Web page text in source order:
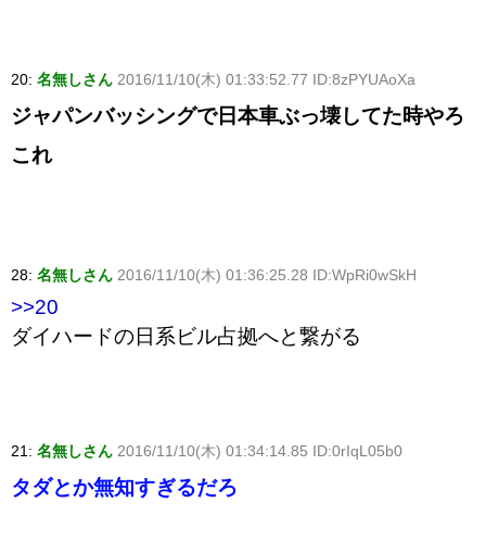
20: 名無しさん 2016/11/10(木) 01:33:52.77 ID:8zPYUAoXa
ジャパンバッシングで日本車ぶっ壊してた時やろ
これ
28: 名無しさん 2016/11/10(木) 01:36:25.28 ID:WpRi0wSkH
>>20
ダイハードの日系ビル占拠へと繋がる
21: 名無しさん 2016/11/10(木) 01:34:14.85 ID:0rIqL05b0
タダとか無知すぎるだろ